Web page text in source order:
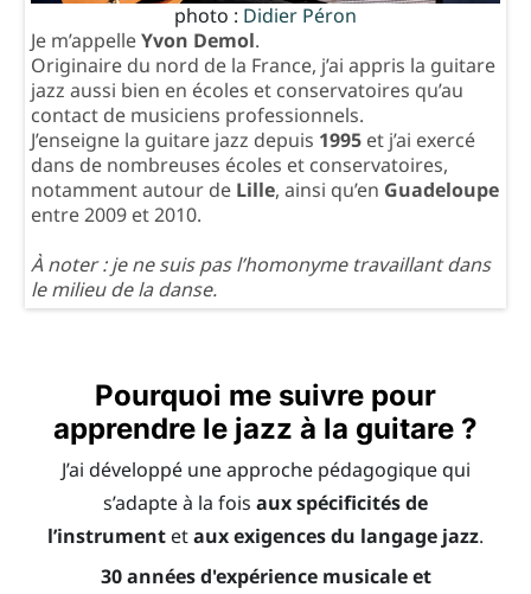
Je m’appelleYvon Demol.
Originaire du nord de la France, j’ai appris la guitare
jazz aussi bien en écoles et conservatoires qu’au
contact de musiciens professionnels.
J’enseigne la guitare jazz depuis 1995 et j’ai exercé
dans de nombreuses écoles et conservatoires,
notamment autour de Lille, ainsi qu’en Guadeloupe
entre 2009 et 2010.
À noter : je ne suis pas l’homonyme travaillant dans
le milieu de la danse.
photo : Didier Péron
Pourquoi me suivre pour
apprendre le jazz à la guitare ?
J’ai développé une approche pédagogique qui
s’adapte à la fois aux spécificités de
l’instrument etaux exigences du langage jazz.
30 années d'expérience musicale et